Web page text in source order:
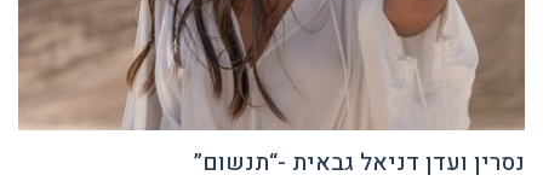
נסרין ועדן דניאל גבאית -“תנשום”